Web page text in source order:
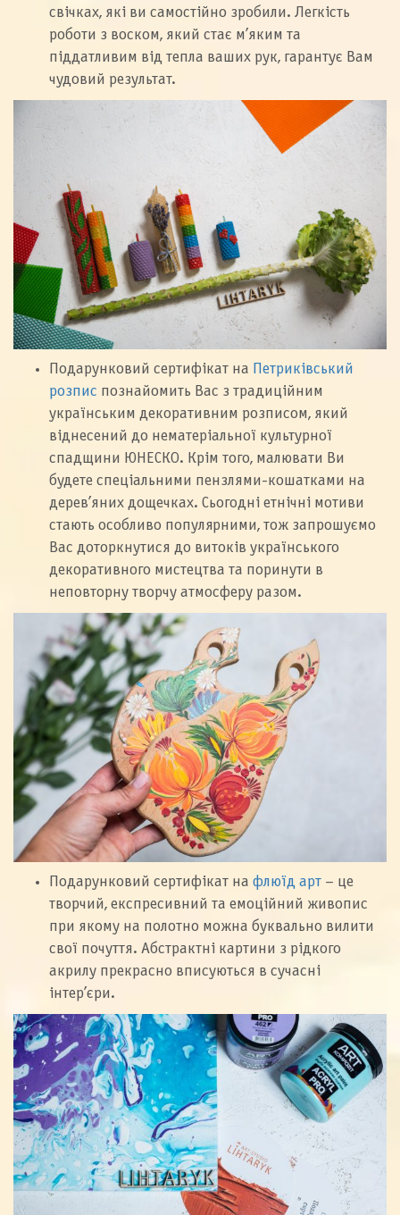
свічках, які ви самостійно зробили. Легкість
роботи з воском, який стає м’яким та
піддатливим від тепла ваших рук, гарантує Вам
чудовий результат.
Подарунковий сертифікат на Петриківський
розпис познайомить Вас з традиційним
українським декоративним розписом, який
віднесений до нематеріальної культурної
спадщини ЮНЕСКО. Крім того, малювати Ви
будете спеціальними пензлями-кошатками на
дерев’яних дощечках. Сьогодні етнічні мотиви
стають особливо популярними, тож запрошуємо
Вас доторкнутися до витоків українського
декоративного мистецтва та поринути в
неповторну творчу атмосферу разом.
Подарунковий сертифікат на флюїд арт – це
творчий, експресивний та емоційний живопис
при якому на полотно можна буквально вилити
свої почуття. Абстрактні картини з рідкого
акрилу прекрасно вписуються в сучасні
інтер’єри.